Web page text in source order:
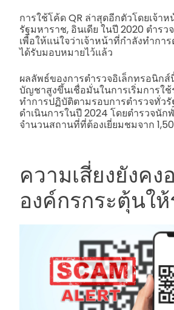
การใช้โค้ด QR ล่าสุดอีกตัวโดยเจ้า
รัฐมหาราช, อินเดีย ในปี 2020 ตำรว
เพื่อให้แน่ใจว่าเจ้าหน้าที่กำลังทำกา
ได้รับมอบหมายไว้แล้ว
ผลลัพธ์ของการตำรวจอิเล็กทรอนิก
บัญชาสูงขึ้นเชื่อมั่นในการเริ่มการใช้
ทำการปฏิบัติตามรอบการตำรวจทั่ว
ดำเนินการในปี 2024 โดยตำรวจนัก
จำนวนสถานที่ที่ต้องเยี่ยมชมจาก
ความเสี่ยงยังคง
องค์กรกระตุ้นให้